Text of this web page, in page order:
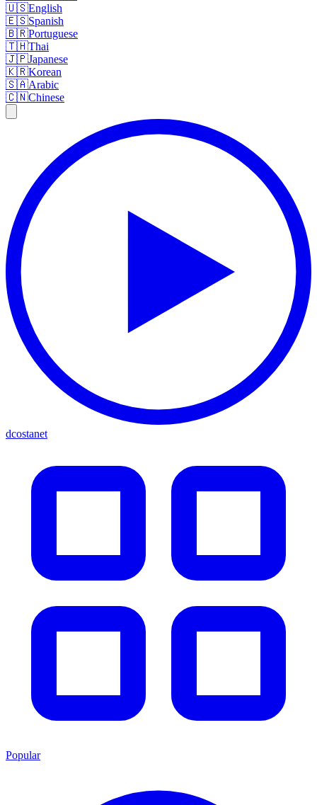
🇺🇸English
🇪🇸Spanish
🇧🇷Portuguese
🇹🇭Thai
🇯🇵Japanese
🇰🇷Korean
🇸🇦Arabic
🇨🇳Chinese
dcostanet
Popular